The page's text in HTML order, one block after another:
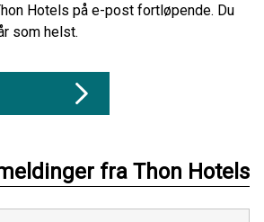
Hotels på e-post fortløpende. Du
som helst.
fra Thon Hotels